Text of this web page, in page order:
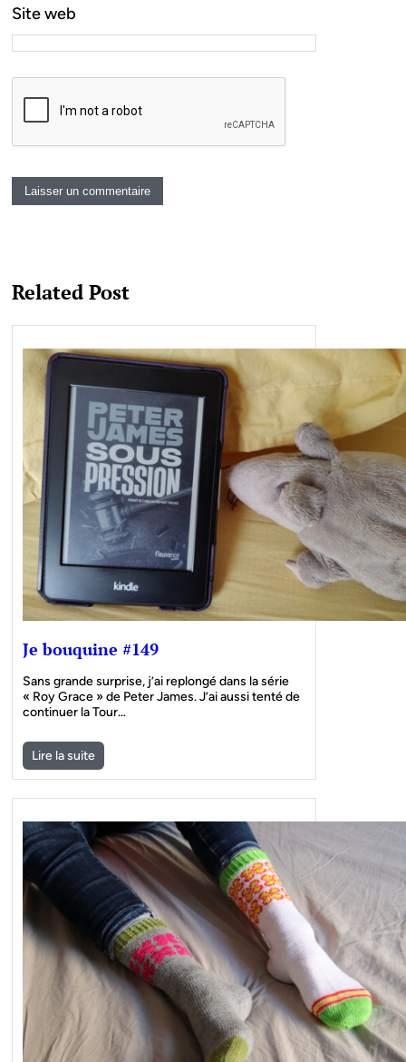
Site web
Related Post
Je bouquine #149
Sans grande surprise, j’ai replongé dans la série
« Roy Grace » de Peter James. J’ai aussi tenté de
continuer la Tour…
Lire la suite